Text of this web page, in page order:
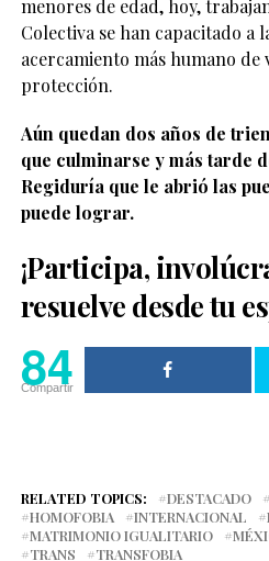
menores de edad, hoy,
Colectiva se han capacitado a
acercamiento más humano
protección.
Aún quedan dos años de
que culminarse y más tarde
Regiduría que le abrió las
puede lograr.
¡Participa,
resuelve desde tu
84
Compartir
RELATED TOPICS: DESTACADO
HOMOFOBIA
INTERNACIONAL
MATRIMONIO IGUALITARIO
TRANS
TRANSFOBIA